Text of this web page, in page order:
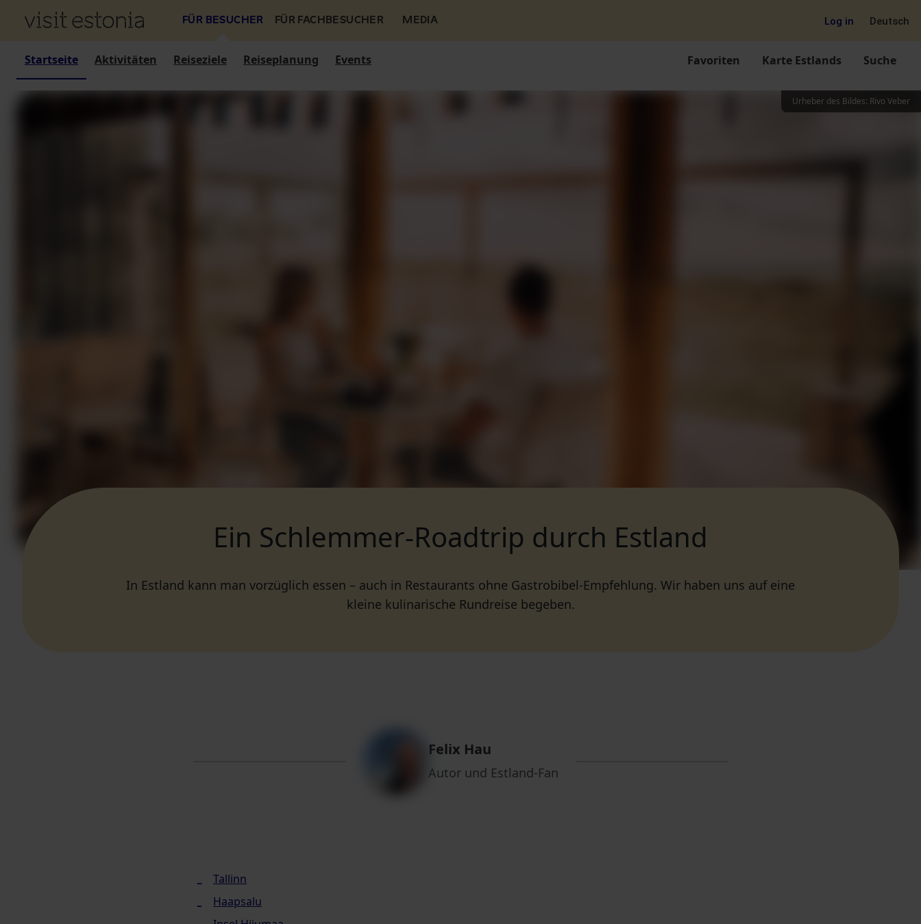
FÜR BESUCHER FÜR FACHBESUCHER MEDIA Log in Deutsch
Startseite Aktivitäten Reiseziele Reiseplanung Events Favoriten Karte Estlands Suche
Urheber des Bildes: Rivo Veber
Ein Schlemmer-Roadtrip durch Estland
In Estland kann man vorzüglich essen – auch in Restaurants ohne Gastrobibel-Empfehlung. Wir haben uns auf eine
kleine kulinarische Rundreise begeben.
Felix Hau
Autor und Estland-Fan
Tallinn
Haapsalu